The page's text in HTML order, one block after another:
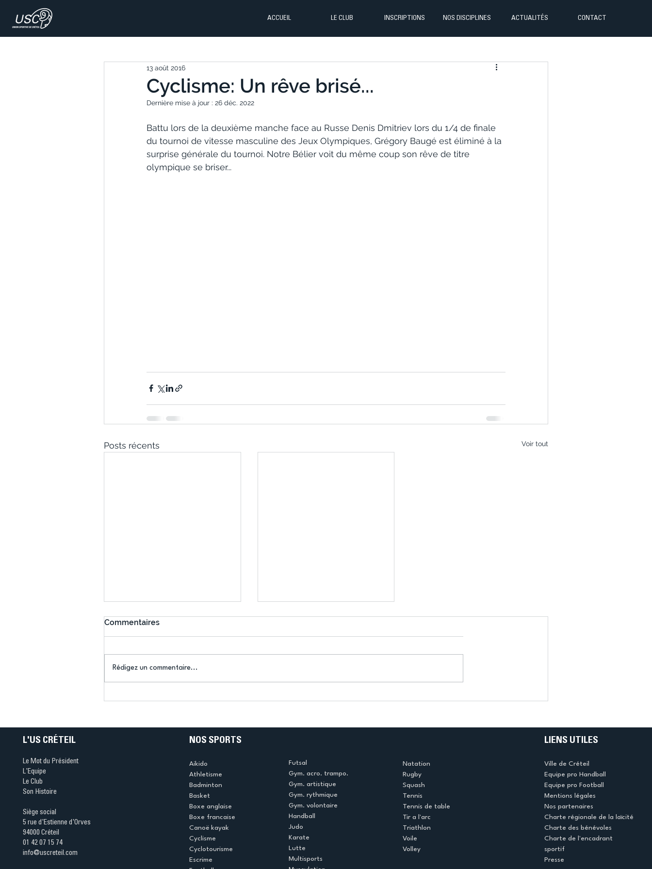
ACCUEIL LE CLUB INSCRIPTIONS NOS DISCIPLINES ACTUALITÉS CONTACT
Cyclisme: Un rêve brisé...
13 août 2016
Dernière mise à jour : 26 déc. 2022
Battu lors de la deuxième manche face au Russe Denis Dmitriev lors du 1/4 de finale
du tournoi de vitesse masculine des Jeux Olympiques, Grégory Baugé est éliminé à la
surprise générale du tournoi. Notre Bélier voit du même coup son rêve de titre
olympique se briser...
Posts récents Voir tout
Ping ? Quand le tennis de
termine la saison en
Commentaires
Rédigez un commentaire...
L'US CRÉTEIL
Le Mot du Président
L'Equipe
Le Club
Son Histoire
Siège social
5 rue d'Estienne d'Orves
94000 Créteil
01 42 07 15 74
info@uscreteil.com
NOS SPORTS
Aikido
Athletisme
Badminton
Basket
Boxe anglaise
Boxe francaise
Canoë kayak
Cyclisme
Cyclotourisme
Escrime
Futsal
Gym. acro. trampo.
Gym. artistique
Gym. rythmique
Gym. volontaire
Handball
Judo
Karate
Lutte
Multisports
Natation
Rugby
Squash
Tennis
Tennis de table
Tir a l'arc
Triathlon
Voile
Volley
LIENS UTILES
Ville de Créteil
Equipe pro Handball
Equipe pro Football
Mentions légales
Nos partenaires
Charte régionale de la laïcité
Charte des bénévoles
Charte de l'encadrant
sportif
Presse